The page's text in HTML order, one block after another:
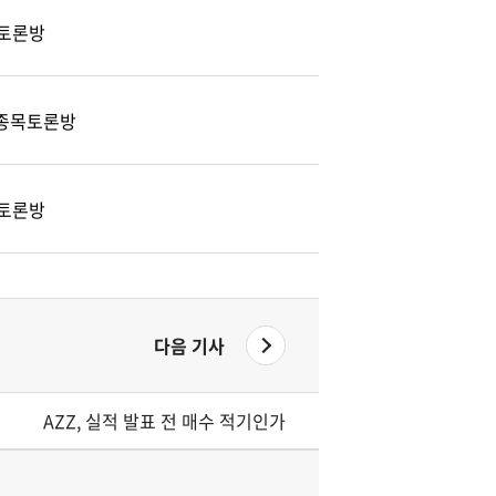
론방
목토론방
론방
다음 기사
AZZ, 실적 발표 전 매수 적기인가